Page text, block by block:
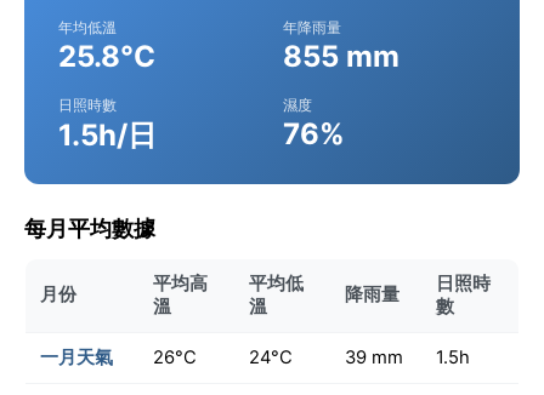
年均低溫
25.8°C
年降雨量
855 mm
日照時數
1.5h/日
濕度
76%
每月平均數據
月份
平均高
溫
平均低
溫
降雨量
日照時
數
一月天氣 26°C 24°C 39 mm 1.5h